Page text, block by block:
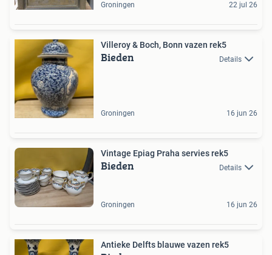
Groningen 22 jul 26
Villeroy & Boch, Bonn vazen rek5
Bieden Details
Groningen 16 jun 26
Vintage Epiag Praha servies rek5
Bieden Details
Groningen 16 jun 26
Antieke Delfts blauwe vazen rek5